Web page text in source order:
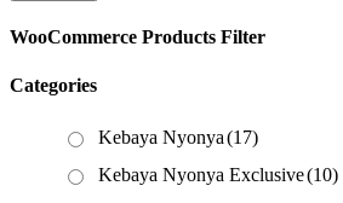
WooCommerce Products Filter
Categories
Kebaya Nyonya(17)
Kebaya Nyonya Exclusive(10)